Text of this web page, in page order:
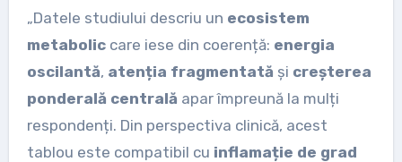
„Datele studiului descriu un ecosistem
metaboliccare iese din coerență: energia
oscilantă, atenția fragmentată și creșterea
ponderală centrală apar împreună la mulți
respondenți. Din perspectiva clinică, acest
tablou este compatibil cu inflamație de grad